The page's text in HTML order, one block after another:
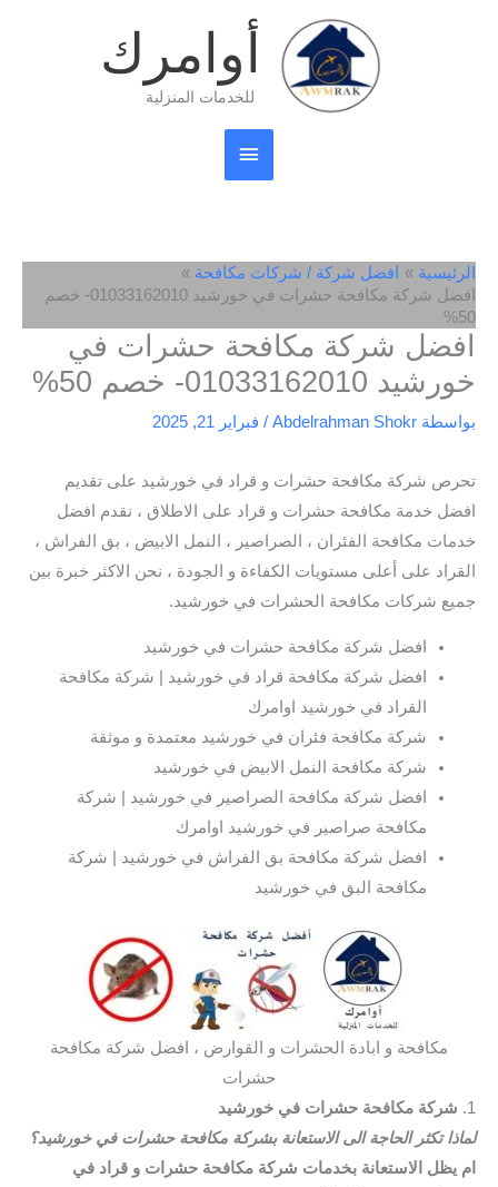
أوامرك
للخدمات المنزلية
القائمة
الرئيسية
الرئيسية
افضل شركة / شركات مكافحة
افضل شركة مكافحة حشرات في خورشيد 01033162010- خصم
50%
افضل شركة مكافحة حشرات في
خورشيد 01033162010- خصم 50%
بواسطة Abdelrahman Shokr
/ فبراير 21, 2025
تحرص شركة مكافحة حشرات و قراد في خورشيد على تقديم
افضل خدمة مكافحة حشرات و قراد على الاطلاق ، نقدم افضل
خدمات مكافحة الفئران ، الصراصير ، النمل الابيض ، بق الفراش ،
القراد على أعلى مستويات الكفاءة و الجودة ، نحن الاكثر خبرة بين
جميع شركات مكافحة الحشرات في خورشيد.
افضل شركة مكافحة حشرات في خورشيد
افضل شركة مكافحة قراد في خورشيد | شركة مكافحة
القراد في خورشيد اوامرك
شركة مكافحة فئران في خورشيد معتمدة و موثقة
شركة مكافحة النمل الابيض في خورشيد
افضل شركة مكافحة الصراصير في خورشيد | شركة
مكافحة صراصير في خورشيد اوامرك
افضل شركة مكافحة بق الفراش في خورشيد | شركة
مكافحة البق في خورشيد
مكافحة و ابادة الحشرات و القوارض ، افضل شركة مكافحة
حشرات
1.
شركة مكافحة حشرات في خورشيد
لماذا تكثر الحاجة الى الاستعانة بشركة مكافحة حشرات في خورشيد؟
ام يظل الاستعانة بخدمات شركة مكافحة حشرات و قراد في